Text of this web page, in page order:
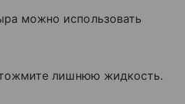
можно использовать
лишнюю жидкость.